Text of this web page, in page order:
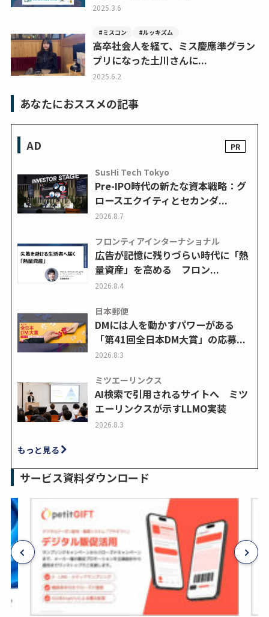
2025.3.6
#ミスコン #ルッキズム
高卒社会人を経て、ミス慶應準グラン
プリになった土川さんに...
2025.6.2
あなたにおススメの記事
AD
SusHi Tech Tokyo
Pre-IPO時代の新たな資本戦略：グ
ロースエクイティとセカンダ...
2026.8.7
フロンティアインターナショナル
広告が記憶に残りづらい時代に「熱
量資産」を高める フロン...
2026.8.4
日本郵便
DMには人を動かすパワーがある
「第41回全日本DM大賞」の応募...
2026.8.3
ミツエーリンクス
AI検索で引用されるサイトへ ミツ
エーリンクスが示すLLMO実装
2026.8.3
もっと見る
サービス資料ダウンロード